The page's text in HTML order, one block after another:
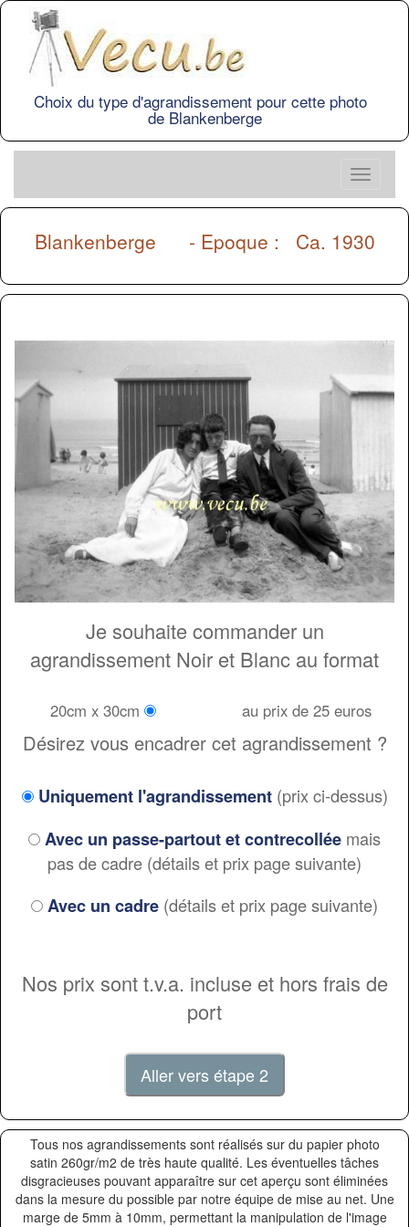
Choix du type d'agrandissement pour cette photo
de Blankenberge
Blankenberge - Epoque : Ca. 1930
Je souhaite commander un
agrandissement Noir et Blanc au format
20cm x 30cm au prix de 25 euros
Désirez vous encadrer cet agrandissement ?
Uniquement l'agrandissement(prix ci-dessus)
Avec un passe-partout et contrecollée mais
pas de cadre (détails et prix page suivante)
Avec un cadre (détails et prix page suivante)
Nos prix sont t.v.a. incluse et hors frais de
port
Tous nos agrandissements sont réalisés sur du papier photo
satin 260gr/m2 de très haute qualité. Les éventuelles tâches
disgracieuses pouvant apparaître sur cet aperçu sont éliminées
dans la mesure du possible par notre équipe de mise au net. Une
marge de 5mm à 10mm, permettant la manipulation de l'image